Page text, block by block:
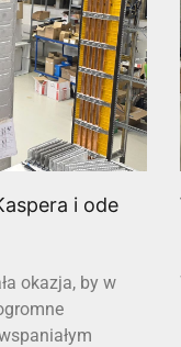
i ode
okazja, by w